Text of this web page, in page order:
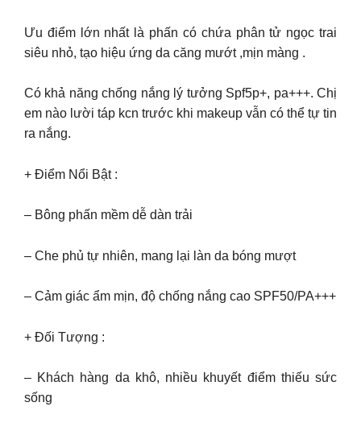
Ưu điểm lớn nhất là phấn có chứa phân tử ngọc trai
siêu nhỏ, tạo hiệu ứng da căng mướt ,mịn màng .
Có khả năng chống nắng lý tưởng Spf5p+, pa+++. Chị
em nào lười táp kcn trước khi makeup vẫn có thể tự tin
ra nắng.
+ Điểm Nổi Bật :
– Bông phấn mềm dễ dàn trải
– Che phủ tự nhiên, mang lại làn da bóng mượt
– Cảm giác ẩm mịn, độ chống nắng cao SPF50/PA+++
+ Đối Tượng :
– Khách hàng da khô, nhiều khuyết điểm thiếu sức
sống